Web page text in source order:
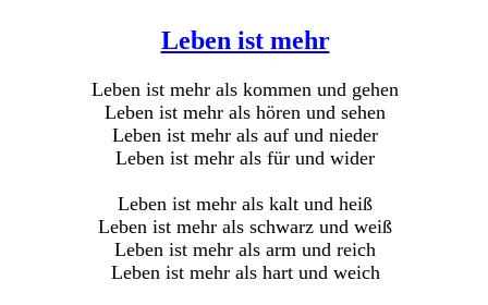
Leben ist mehr
Leben ist mehr als kommen und gehen
Leben ist mehr als hören und sehen
Leben ist mehr als auf und nieder
Leben ist mehr als für und wider
Leben ist mehr als kalt und heiß
Leben ist mehr als schwarz und weiß
Leben ist mehr als arm und reich
Leben ist mehr als hart und weich